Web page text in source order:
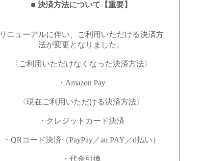
■ 決済方法について【重要】
リニューアルに伴い、ご利用いただける決済方
法が変更となりました。
〈ご利用いただけなくなった決済方法〉
・Amazon Pay
〈現在ご利用いただける決済方法〉
・クレジットカード決済
・QRコード決済（PayPay／au PAY／d払い）
・代金引換